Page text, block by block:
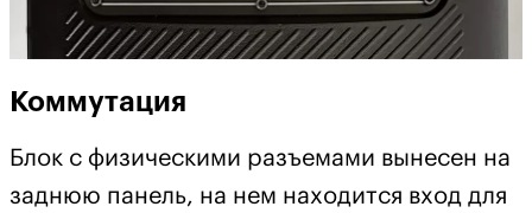
Коммутация
Блок с физическими разъемами вынесен на
заднюю панель, на нем находится вход для